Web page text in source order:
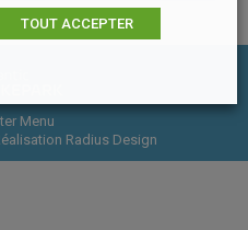
Menu
Radius Design
TOUT ACCEPTER